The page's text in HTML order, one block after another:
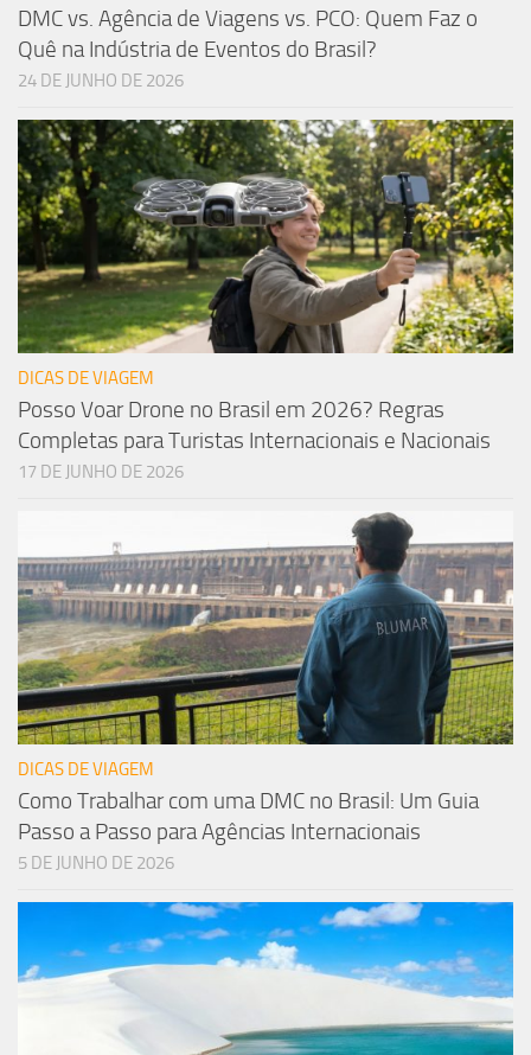
DMC vs. Agência de Viagens vs. PCO: Quem Faz o
Quê na Indústria de Eventos do Brasil?
24 DE JUNHO DE 2026
DICAS DE VIAGEM
Posso Voar Drone no Brasil em 2026? Regras
Completas para Turistas Internacionais e Nacionais
17 DE JUNHO DE 2026
DICAS DE VIAGEM
Como Trabalhar com uma DMC no Brasil: Um Guia
Passo a Passo para Agências Internacionais
5 DE JUNHO DE 2026